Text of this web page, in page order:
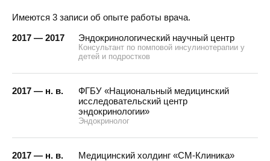
Имеются 3 записи об опыте работы врача.
2017 — 2017
Эндокринологический научный центр
Консультант по помповой инсулинотерапии у
детей и подростков
2017 — н. в.
ФГБУ «Национальный медицинский
исследовательский центр
эндокринологии»
Эндокринолог
2017 — н. в. Медицинский холдинг «СМ-Клиника»